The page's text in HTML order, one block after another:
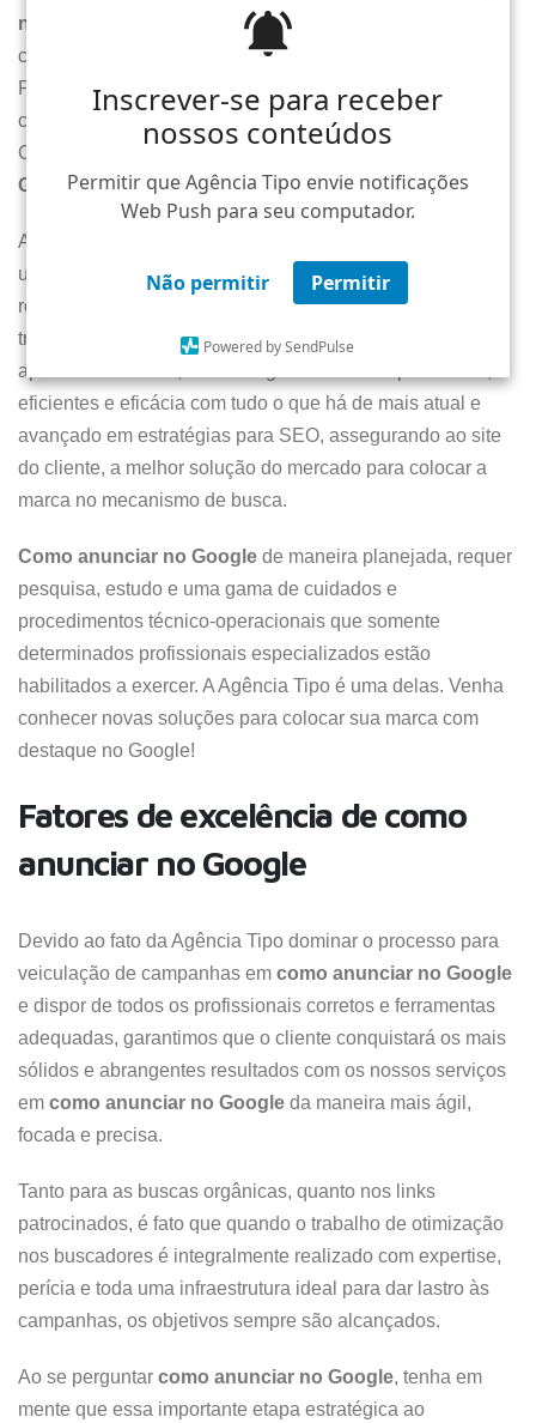
Inscrever-se para receber
nossos conteúdos
Permitir que Agência Tipo envie notificações
Web Push para seu computador.
Não permitir Permitir
Powered by SendPulse
Inscrever-se para receber
nossos conteúdos
Permitir que Agência Tipo envie notificações
Web Push para seu computador.
Não permitir Permitir
Powered by SendPulse
no Google
, lhe proporcionarão a oportunidade de
conhecer uma notável agência especializada de São
Paulo, cujo trabalho central é primordialmente dedicado a
colocar o site do cliente na primeira página do Google.
Considera impossível essa proeza de
Googlecom resultados excelentes? Então veja:
A Agência Tipo é uma das poucas agências do país a ter
um foco minucioso voltado para a otimização nos
resultados de busca do Google, onde é realizado um
trabalho extremamente técnico e qualificado, em que são
aplicados métricas, metodologias e técnicas poderosas,
eficientes e eficácia com tudo o que há de mais atual e
avançado em estratégias para SEO, assegurando ao site
do cliente, a melhor solução do mercado para colocar a
marca no mecanismo de busca.
Como anunciar no Google de maneira planejada, requer
pesquisa, estudo e uma gama de cuidados e
procedimentos técnico-operacionais que somente
determinados profissionais especializados estão
habilitados a exercer. A Agência Tipo é uma delas. Venha
conhecer novas soluções para colocar sua marca com
destaque no Google!
Fatores de excelência de como
anunciar no Google
Devido ao fato da Agência Tipo dominar o processo para
veiculação de campanhas em como anunciar no Google
e dispor de todos os profissionais corretos e ferramentas
adequadas, garantimos que o cliente conquistará os mais
sólidos e abrangentes resultados com os nossos serviços
em como anunciar no Google da maneira mais ágil,
focada e precisa.
Tanto para as buscas orgânicas, quanto nos links
patrocinados, é fato que quando o trabalho de otimização
nos buscadores é integralmente realizado com expertise,
perícia e toda uma infraestrutura ideal para dar lastro às
campanhas, os objetivos sempre são alcançados.
Ao se perguntar como anunciar no Google, tenha em
mente que essa importante etapa estratégica ao